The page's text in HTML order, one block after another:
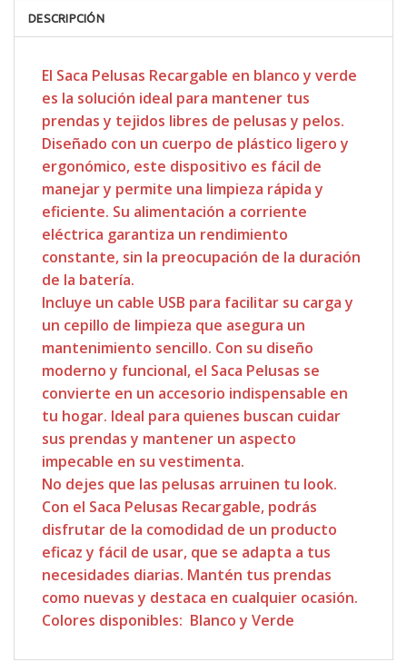
DESCRIPCIÓN
El Saca Pelusas Recargable en blanco y verde
es la solución ideal para mantener tus
prendas y tejidos libres de pelusas y pelos.
Diseñado con un cuerpo de plástico ligero y
ergonómico, este dispositivo es fácil de
manejar y permite una limpieza rápida y
eficiente. Su alimentación a corriente
eléctrica garantiza un rendimiento
constante, sin la preocupación de la duración
de la batería.
Incluye un cable USB para facilitar su carga y
un cepillo de limpieza que asegura un
mantenimiento sencillo. Con su diseño
moderno y funcional, el Saca Pelusas se
convierte en un accesorio indispensable en
tu hogar. Ideal para quienes buscan cuidar
sus prendas y mantener un aspecto
impecable en su vestimenta.
No dejes que las pelusas arruinen tu look.
Con el Saca Pelusas Recargable, podrás
disfrutar de la comodidad de un producto
eficaz y fácil de usar, que se adapta a tus
necesidades diarias. Mantén tus prendas
como nuevas y destaca en cualquier ocasión.
Colores disponibles: Blanco y Verde